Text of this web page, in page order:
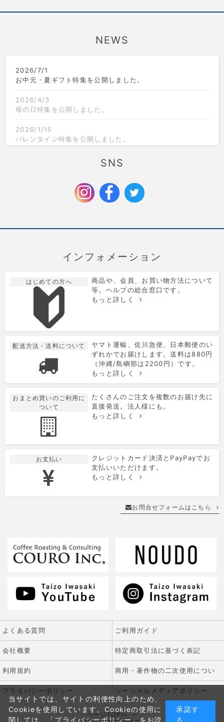
NEWS
2026/7/1
お中元・夏ギフト特集を公開しました。
2026/4/3
母の日特集を公開しました。
2026/1/15
バレンタイン特集を公開しました。
クリスマス限定のラッピングを追加しました。
お歳暮特集を公開しました。
SNS
インフォメーション
はじめての方へ
商品や、会員、お買い物方法について
等。ヘルプの総合窓口です。
もっと詳しく
配送方法・送料について
ヤマト運輸、佐川急便、日本郵便のい
ずれかでお届けします。送料は880円
（沖縄/島嶼部は2200円）です。
もっと詳しく
おまとめ買いのご利用に
ついて
たくさんのご注文を複数のお届け先に
直接発送。法人様にも。
もっと詳しく
お支払い
クレジットカード決済とPayPayでお
支払いいただけます。
もっと詳しく
お問合せフォームはこちら
よくある質問 ご利用ガイド
会社概要 特定商取引法に基づく表記
利用規約
プライバシーポリシー ソーシャルメディアポリシー
ページTOPへ
当サイトでは、サイトの利便性向上のため、
Cookieを使用しています。Cookieの使用に
関しては、
「プライバシーポリシー」をお読
承諾す
る